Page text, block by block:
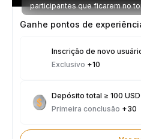
participantes que ficarem no
prêmio de 2.500
Ganhe pontos de
Inscrição de novo
Exclusivo +10
Depósito total ≥ 100
Primeira conclusão +30